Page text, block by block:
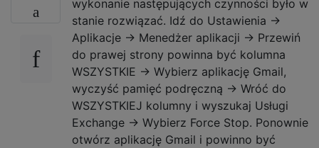
wykonanie następujących czynności było w
stanie rozwiązać. Idź do Ustawienia ->
Aplikacje -> Menedżer aplikacji -> Przewiń
do prawej strony powinna być kolumna
WSZYSTKIE -> Wybierz aplikację Gmail,
wyczyść pamięć podręczną -> Wróć do
WSZYSTKIEJ kolumny i wyszukaj Usługi
Exchange -> Wybierz Force Stop. Ponownie
otwórz aplikację Gmail i powinno być